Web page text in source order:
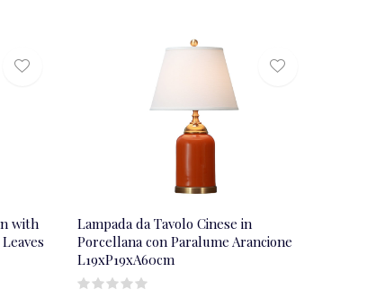
with
Lampada da Tavolo Cinese in
Porcellana con Paralume Arancione
L19xP19xA60cm